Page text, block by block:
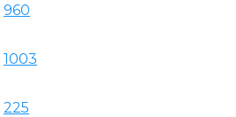
960
1003
225